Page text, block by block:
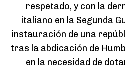
respetado, y con la
italiano en la Segunda
instauración de una
tras la abdicación de
en la necesidad de